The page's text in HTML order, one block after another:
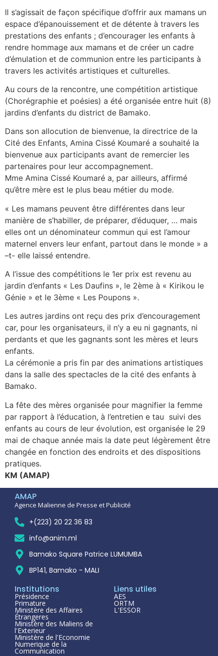
Il s’agissait de façon spécifique d’offrir aux mamans un
espace d’épanouissement et de détente à travers les
prestations des enfants ; d’encourager les enfants à
rendre hommage aux mamans et de créer un cadre
d’émulation et de communion entre les participants à
travers les activités artistiques et culturelles.
Au cours de la rencontre, une compétition artistique
(Chorégraphie et poésies) a été organisée entre huit (8)
jardins d’enfants du district de Bamako.
Dans son allocution de bienvenue, la directrice de la
Cité des Enfants, Amina Cissé Koumaré a souhaité la
bienvenue aux participants avant de remercier les
partenaires pour leur accompagnement.
Mme Amina Cissé Koumaré a, par ailleurs, affirmé
qu’être mère est le plus beau métier du mode.
« Les mamans peuvent être différentes dans leur
manière de s’habiller, de préparer, d’éduquer, … mais
elles ont un dénominateur commun qui est l’amour
maternel envers leur enfant, partout dans le monde » a
–t- elle laissé entendre.
A l’issue des compétitions le 1er prix est revenu au
jardin d’enfants « Les Daufins », le 2ème à « Kirikou le
Génie » et le 3ème « Les Poupons ».
Les autres jardins ont reçu des prix d’encouragement
car, pour les organisateurs, il n’y a eu ni gagnants, ni
perdants et que les gagnants sont les mères et leurs
enfants.
La cérémonie a pris fin par des animations artistiques
dans la salle des spectacles de la cité des enfants à
Bamako.
La fête des mères organisée pour magnifier la femme
par rapport à l’éducation, à l’entretien e tau suivi des
enfants au cours de leur évolution, est organisée le 29
mai de chaque année mais la date peut légèrement être
changée en fonction des endroits et des dispositions
pratiques.
KM (AMAP)
AMAP
Agence Malienne de Presse et Publicité
+(223) 20 22 36 83
info@anim.ml
Bamako Square Patrice LUMUMBA
BP141, Bamako - MALI
Institutions
Présidence
Primature
Ministère des Affaires
Étrangeres
Ministère des Maliens de
l'Exterieur
Ministère de l'Economie
Numerique de la
Communication
Liens utiles
AES
ORTM
L'ESSOR